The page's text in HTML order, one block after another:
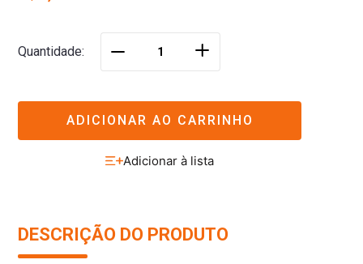
Quantidade ＋
ADICIONAR AO CARRINHO
DESCRIÇÃO DO PRODUTO